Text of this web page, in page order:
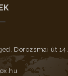
Dorozsmai út 14.